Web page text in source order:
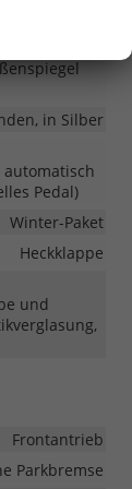
in Silber
automatisch
Pedal)
Winter-Paket
Heckklappe
und
Frontantrieb
Parkbremse